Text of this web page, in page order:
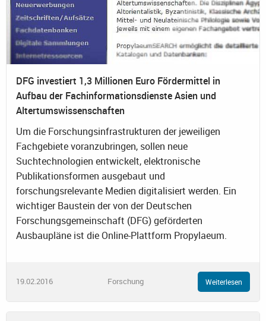
DFG investiert 1,3 Millionen Euro Fördermittel in
Aufbau der Fachinformationsdienste Asien und
Altertumswissenschaften
Um die Forschungsinfrastrukturen der jeweiligen
Fachgebiete voranzubringen, sollen neue
Suchtechnologien entwickelt, elektronische
Publikationsformen ausgebaut und
forschungsrelevante Medien digitalisiert werden. Ein
wichtiger Baustein der von der Deutschen
Forschungsgemeinschaft (DFG) geförderten
Ausbaupläne ist die Online-Plattform Propylaeum.
19.02.2016 Forschung Weiterlesen